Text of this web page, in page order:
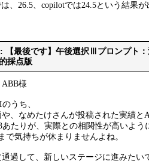
は、26.5、copilotでは24.5という結果が
【最後です】午後選択Ⅲプロンプト
採点版
様
うち、
、なめたけさんが投稿された実績と
あたりが、実際との相関性が高いよう
で気持ちが休まりませんよね。
過して、新しいステージに進みたい